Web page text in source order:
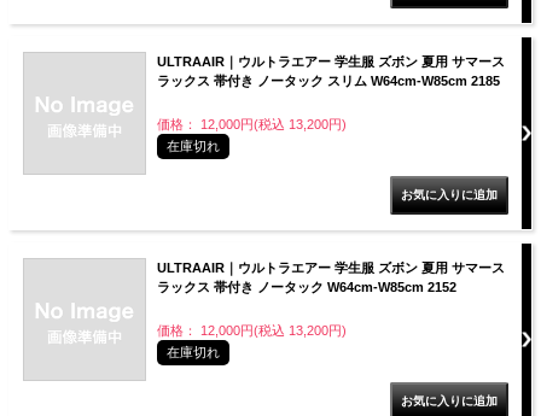
ULTRAAIR｜ウルトラエアー 学生服 ズボン 夏用 サマース
ラックス 帯付き ノータック スリム W64cm-W85cm 2185
価格： 12,000円(税込 13,200円)
在庫切れ
ULTRAAIR｜ウルトラエアー 学生服 ズボン 夏用 サマース
ラックス 帯付き ノータック W64cm-W85cm 2152
価格： 12,000円(税込 13,200円)
在庫切れ